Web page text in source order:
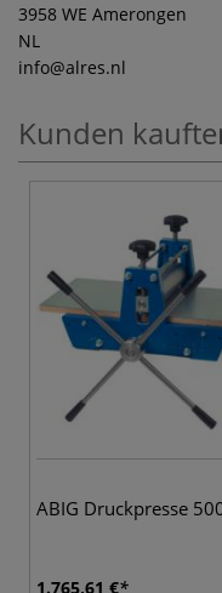
3958 WE Amerongen
NL
info@alres.nl
Kunden
ABIG Druckpresse
1.765,61 €